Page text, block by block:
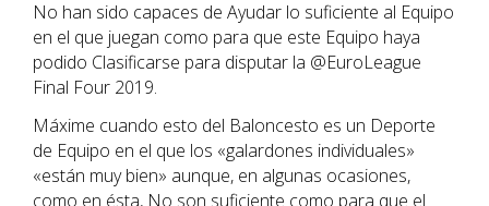
No han sido capaces de Ayudar lo suficiente al Equipo
en el que juegan como para que este Equipo haya
podido Clasificarse para disputar la @EuroLeague
Final Four 2019.
Máxime cuando esto del Baloncesto es un Deporte
de Equipo en el que los «galardones individuales»
«están muy bien» aunque, en algunas ocasiones,
como en ésta, No son suficiente como para que el